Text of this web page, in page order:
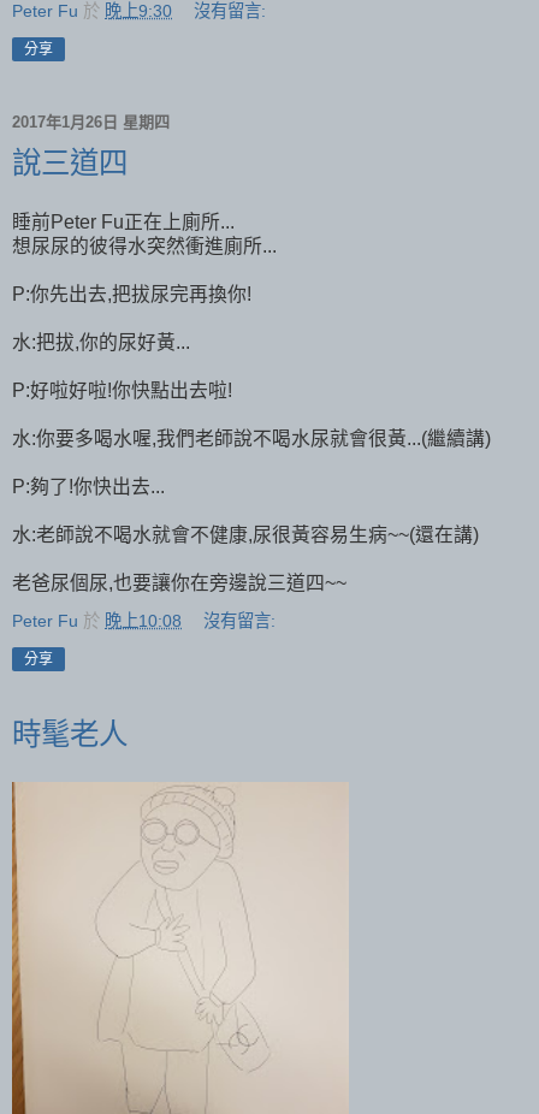
Peter Fu 於 晚上9:30 沒有留言:
分享
2017年1月26日 星期四
說三道四
睡前Peter Fu正在上廁所...
想尿尿的彼得水突然衝進廁所...
P:你先出去,把拔尿完再換你!
水:把拔,你的尿好黃...
P:好啦好啦!你快點出去啦!
水:你要多喝水喔,我們老師說不喝水尿就會很黃...(繼續講)
P:夠了!你快出去...
水:老師說不喝水就會不健康,尿很黃容易生病~~(還在講)
老爸尿個尿,也要讓你在旁邊說三道四~~
Peter Fu 於 晚上10:08 沒有留言:
分享
時髦老人